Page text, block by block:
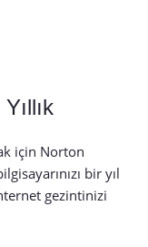
için Norton
bir yıl
gezintinizi